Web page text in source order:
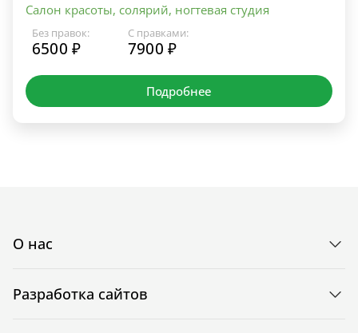
Салон красоты, солярий, ногтевая студия
Без правок:
6500 ₽
С правками:
7900 ₽
Подробнее
О нас
Разработка сайтов